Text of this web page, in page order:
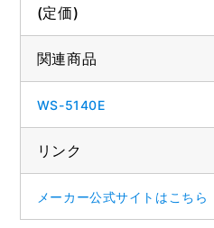
(定価)
関連商品
WS-5140E
リンク
メーカー公式サイトはこちら